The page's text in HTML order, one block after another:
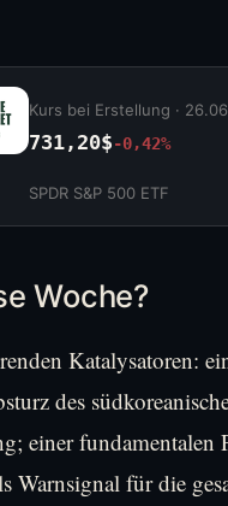
Kurs bei Erstellung ·
731,20$-0,42%
SPDR S&P 500 ETF
Woche?
Katalysatoren:
des
einer fundamentalen
Warnsignal für die